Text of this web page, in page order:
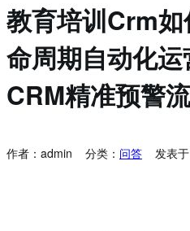
教育培训crm如
命周期自动化
CRM精准预警
作者： admin 分类： 问答 发表于